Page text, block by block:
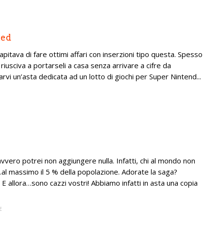
di fare ottimi affari con inserzioni tipo questa. Spesso
a portarseli a casa senza arrivare a cifre da
un’asta dedicata ad un lotto di giochi per Super Nintend...
potrei non aggiungere nulla. Infatti, chi al mondo non
massimo il 5 % della popolazione. Adorate la saga?
allora…sono cazzi vostri! Abbiamo infatti in asta una copia